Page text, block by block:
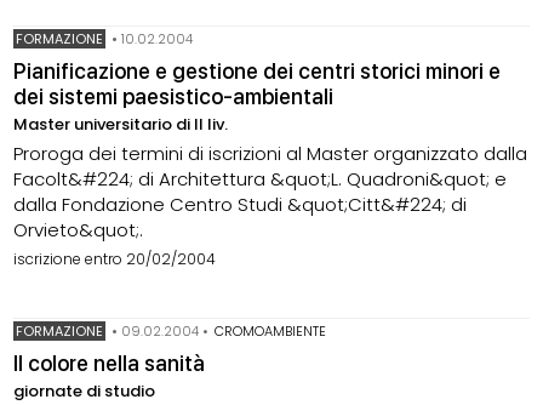
FORMAZIONE •10.02.2004
Pianificazione e gestione dei centri storici minori e
dei sistemi paesistico-ambientali
Master universitario di II liv.
Proroga dei termini di iscrizioni al Master organizzato dalla
Facolt&#224; di Architettura &quot;L. Quadroni&quot; e
dalla Fondazione Centro Studi &quot;Citt&#224; di
Orvieto&quot;.
iscrizione entro 20/02/2004
FORMAZIONE • 09.02.2004 • CROMOAMBIENTE
Il colore nella sanità
giornate di studio